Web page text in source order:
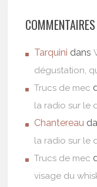
Tarquini dans
dégustation,
Trucs de mec
la radio sur le
Chantereau
la radio sur le
Trucs de mec
visage du